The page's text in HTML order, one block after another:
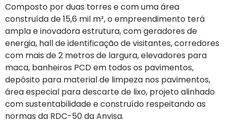
Composto por duas torres e com uma área
construída de 15,6 mil m², o empreendimento terá
ampla e inovadora estrutura, com geradores de
energia, hall de identificação de visitantes, corredores
com mais de 2 metros de largura, elevadores para
maca, banheiros PCD em todos os pavimentos,
depósito para material de limpeza nos pavimentos,
área especial para descarte de lixo, projeto alinhado
com sustentabilidade e construído respeitando as
normas da RDC-50 da Anvisa.